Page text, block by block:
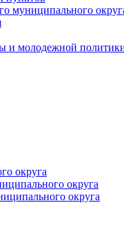
муниципального
и молодежной
округа
округа
округа